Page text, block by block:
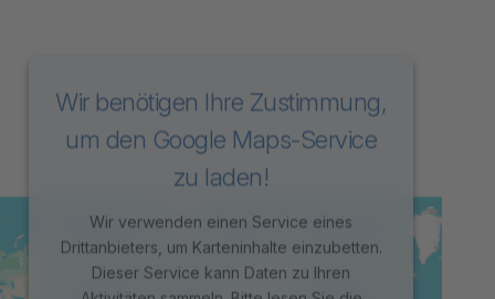
Wir benötigen Ihre Zustimmung,
um den Google Maps-Service
zu laden!
Wir verwenden einen Service eines
Drittanbieters, um Karteninhalte einzubetten.
Dieser Service kann Daten zu Ihren